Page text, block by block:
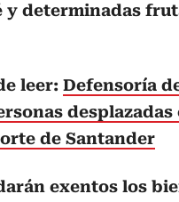
y determinadas
leer: Defensoría
desplazadas
de Santander
exentos los